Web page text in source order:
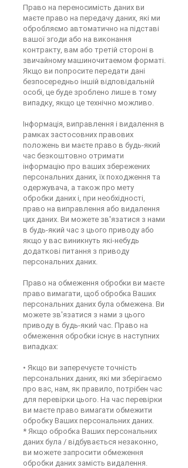
Право на переносимість даних ви
маєте право на передачу даних, які ми
обробляємо автоматично на підставі
вашої згоди або на виконання
контракту, вам або третій стороні в
звичайному машиночитаемом форматі.
Якщо ви попросите передати дані
безпосередньо іншій відповідальній
особі, це буде зроблено лише в тому
випадку, якщо це технічно можливо.
Інформація, виправлення і видалення в
рамках застосовних правових
положень ви маєте право в будь-який
час безкоштовно отримати
інформацію про ваших збережених
персональних даних, їх походження та
одержувача, а також про мету
обробки даних і, при необхідності,
право на виправлення або видалення
цих даних. Ви можете зв'язатися з нами
в будь-який час з цього приводу або
якщо у вас виникнуть які-небудь
додаткові питання з приводу
персональних даних.
Право на обмеження обробки ви маєте
право вимагати, щоб обробка Ваших
персональних даних була обмежена. Ви
можете зв'язатися з нами з цього
приводу в будь-який час. Право на
обмеження обробки існує в наступних
випадках:
• Якщо ви заперечуєте точність
персональних даних, які ми зберігаємо
про вас, нам, як правило, потрібен час
для перевірки цього. На час перевірки
ви маєте право вимагати обмежити
обробку Ваших персональних даних.
* Якщо обробка Ваших персональних
даних була / відбувається незаконно,
ви можете запросити обмеження
обробки даних замість видалення.